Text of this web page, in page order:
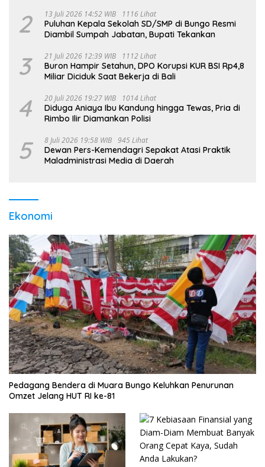
2 13 Juli 2026 14:52 WIB 1116 Lihat
Puluhan Kepala Sekolah SD/SMP di Bungo Resmi
Diambil Sumpah Jabatan, Bupati Tekankan
3 21 Juli 2026 12:39 WIB 1112 Lihat
Buron Hampir Setahun, DPO Korupsi KUR BSI Rp4,8
Miliar Diciduk Saat Bekerja di Bali
4 20 Juli 2026 19:27 WIB 1014 Lihat
Diduga Aniaya Ibu Kandung hingga Tewas, Pria di
Rimbo Ilir Diamankan Polisi
5 8 Juli 2026 19:58 WIB 945 Lihat
Dewan Pers-Kemendagri Sepakat Atasi Praktik
Maladministrasi Media di Daerah
Ekonomi
Pedagang Bendera di Muara Bungo Keluhkan Penurunan
Omzet Jelang HUT RI ke-81